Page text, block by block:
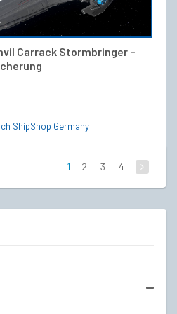
Carrack Stormbringer –
ShipShop Germany
1 2 3 4